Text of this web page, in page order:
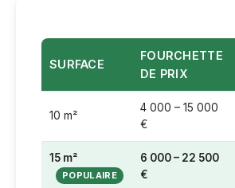
SURFACE
FOURCHETTE
DE PRIX
10 m²
4 000 – 15 000
€
15 m²
6 000 – 22 500
€